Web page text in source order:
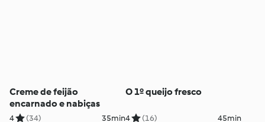
Creme de feijão
encarnado e nabiças
4 (34) 35min
O 1º queijo fresco
4 (16) 45min